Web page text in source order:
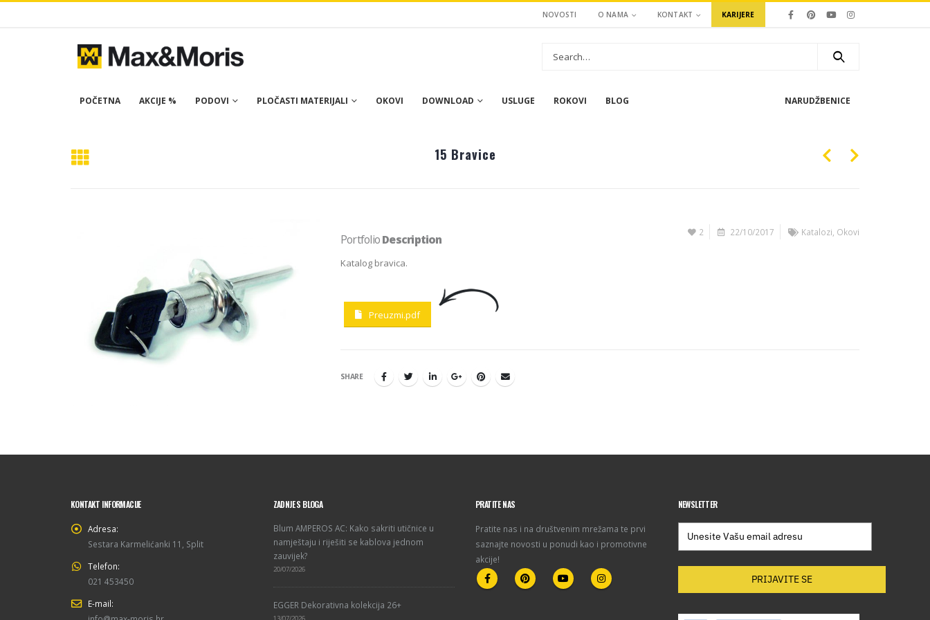
NOVOSTI O NAMA KONTAKT KARIJERE
POČETNA AKCIJE % PODOVI PLOČASTI MATERIJALI OKOVI DOWNLOAD USLUGE ROKOVI BLOG NARUDŽBENICE
15 Bravice
PortfolioDescription 2 22/10/2017 Katalozi Okovi
Katalog bravica.
Preuzmi.pdf
SHARE
KONTAKT INFORMACIJE
Adresa:
Sestara Karmelićanki 11, Split
Telefon:
021 453450
E-mail:
ZADNJE S BLOGA
Blum AMPEROS AC: Kako sakriti utičnice u
namještaju i riješiti se kablova jednom
zauvijek?
20/07/2026
EGGER Dekorativna kolekcija 26+
PRATITE NAS
Pratite nas i na društvenim mrežama te prvi
saznajte novosti u ponudi kao i promotivne
akcije!
NEWSLETTER
PRIJAVITE SE